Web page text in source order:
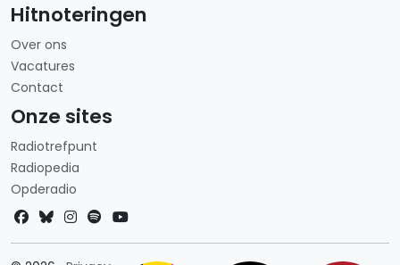
Hitnoteringen
Over ons
Vacatures
Contact
Onze sites
Radiotrefpunt
Radiopedia
Opderadio